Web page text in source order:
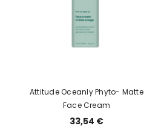
Attitude Oceanly Phyto- Matte
Face Cream
33,54 €